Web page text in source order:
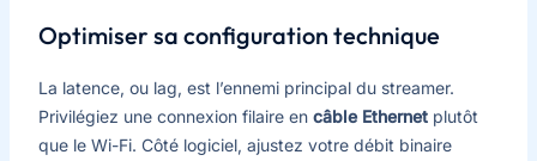
Optimiser sa configuration technique
La latence, ou lag, est l’ennemi principal du streamer.
Privilégiez une connexion filaire en câble Ethernetplutôt
que le Wi-Fi. Côté logiciel, ajustez votre débit binaire